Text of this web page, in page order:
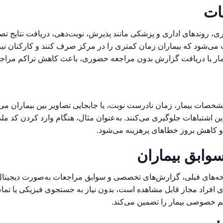
روندهای اداری و پزشکی مانند پذیرش، نوبت‌دهی، دریافت
که بیماران زمان کمتری را در مرکز صرف کنند و کارکنان نیز
یا دریافت گزارش بدون مراجعه حضوری، باعث کاهش تراکم
بیمار، زمان نادرست نوبت، یا جابجایی تصاویر بین بیماران
جلوگیری می‌کنند. به‌عنوان مثال، هنگام وارد کردن کد
کاهش بروز خطاهای پرهزینه می‌شود.
بیماران
قبلی، گزارش‌های تخصصی و سوابق مراجعات به‌صورت
مجاز قابل مشاهده است، بدون نیاز به جستجوی فیزیکی یا
بیمار را تضمین می‌کند.